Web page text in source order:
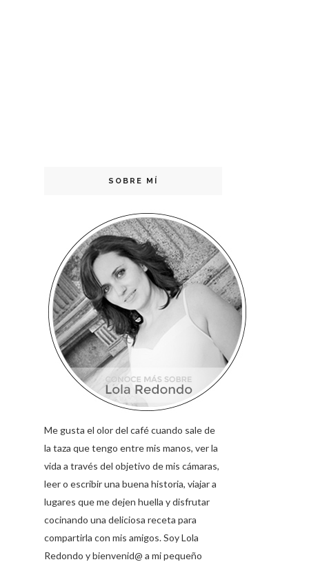
SOBRE MÍ
Me gusta el olor del café cuando sale de
la taza que tengo entre mis manos, ver la
vida a través del objetivo de mis cámaras,
leer o escribir una buena historia, viajar a
lugares que me dejen huella y disfrutar
cocinando una deliciosa receta para
compartirla con mis amigos. Soy Lola
Redondo y bienvenid@ a mi pequeño